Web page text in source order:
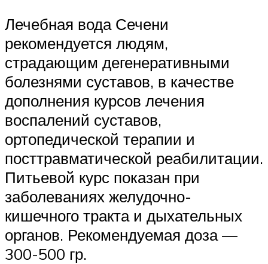
Лечебная вода Сечени
рекомендуется людям,
страдающим дегенеративными
болезнями суставов, в качестве
дополнения курсов лечения
воспалений суставов,
ортопедической терапии и
посттравматической реабилитации.
Питьевой курс показан при
заболеваниях желудочно-
кишечного тракта и дыхательных
органов. Рекомендуемая доза —
300-500 гр.